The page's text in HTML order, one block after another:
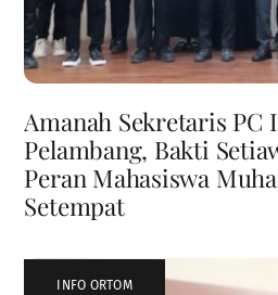
Amanah Sekretaris PC
Pelambang, Bakti
Peran Mahasiswa
Setempat
INFO ORTOM